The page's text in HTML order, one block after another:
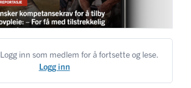
Logg inn som medlem for å fortsette og lese.
Logg inn